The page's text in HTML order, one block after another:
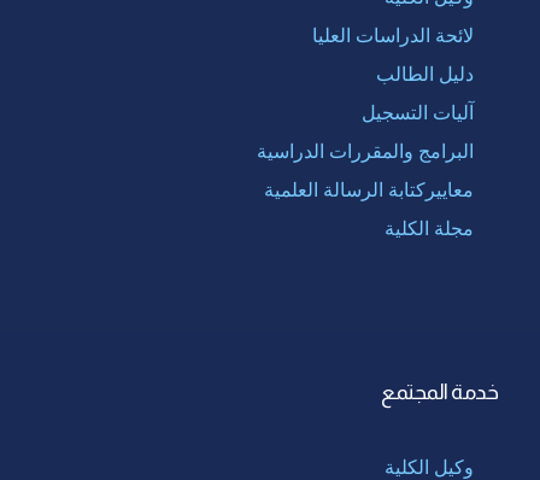
لائحة الدراسات العليا
دليل الطالب
آليات التسجيل
البرامج والمقررات الدراسية
معاييركتابة الرسالة العلمية
مجلة الكلية
خدمة المجتمع
وكيل الكلية